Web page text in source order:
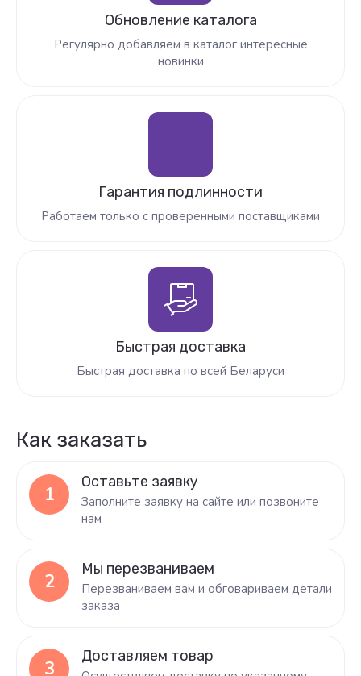
Обновление каталога
Регулярно добавляем в каталог интересные
новинки
Гарантия подлинности
Работаем только с проверенными поставщиками
Быстрая доставка
Быстрая доставка по всей Беларуси
Как заказать
1
Оставьте заявку
Заполните заявку на сайте или позвоните
нам
2
Мы перезваниваем
Перезваниваем вам и обговариваем детали
заказа
3
Доставляем товар